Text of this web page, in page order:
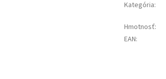
Kategória:
Hmotnosť:
EAN: